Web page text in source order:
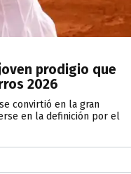
prodigio que
2026
convirtió en la gran
en la definición por el